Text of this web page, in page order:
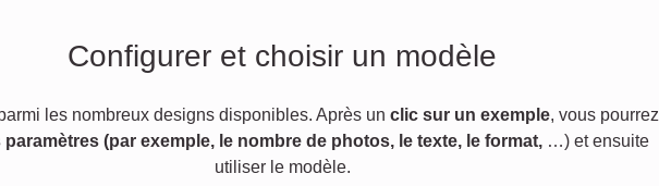
Configurer et choisir un modèle
les nombreux designs disponibles. Après un clic sur un exemple, vous pourrez
(par exemple, le nombre de photos, le texte, le format,…) et ensuite
utiliser le modèle.